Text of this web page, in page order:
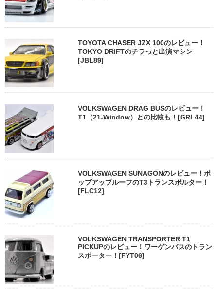
TOYOTA CHASER JZX 100のレビュー！
TOKYO DRIFTのチラっと出演マシン
[JBL89]
VOLKSWAGEN DRAG BUSのレビュー！
T1（21-Window）との比較も！[GRL44]
VOLKSWAGEN SUNAGONのレビュー！ポ
ップアップルーフのT3トランスポルター！
[FLC12]
VOLKSWAGEN TRANSPORTER T1
PICKUPのレビュー！ワーゲンバスのトラン
スポーター！[FYT06]